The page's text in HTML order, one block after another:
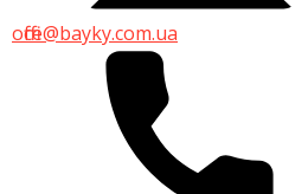
office@bayky.com.ua